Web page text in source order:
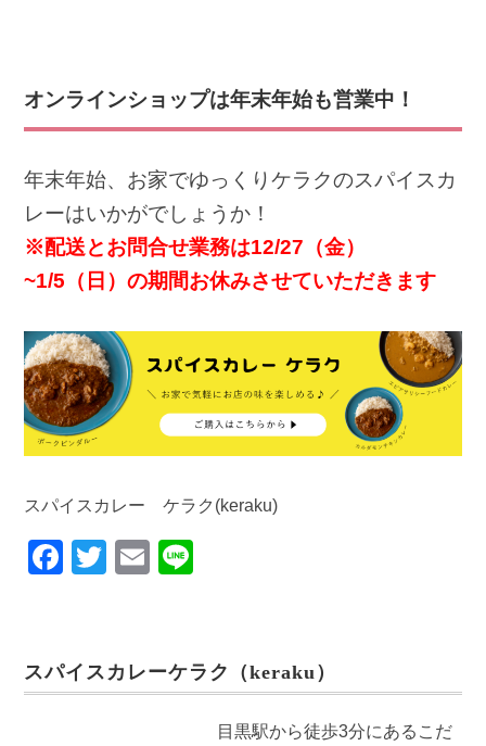
オンラインショップは年末年始も営業中！
年末年始、お家でゆっくりケラクのスパイスカ
レーはいかがでしょうか！
※配送とお問合せ業務は12/27（金）
~1/5（日）の期間お休みさせていただきます
スパイスカレー ケラク(keraku)
F
e
b
T
er
E
スパイスカレーケラク（keraku）
目黒駅から徒歩3分にあるこだ